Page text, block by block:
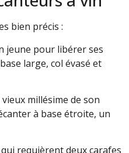
bien précis :
jeune pour libérer ses
large, col évasé et
millésime de son
à base étroite, un
requièrent deux carafes